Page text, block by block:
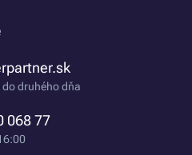
druhého dňa
068 77